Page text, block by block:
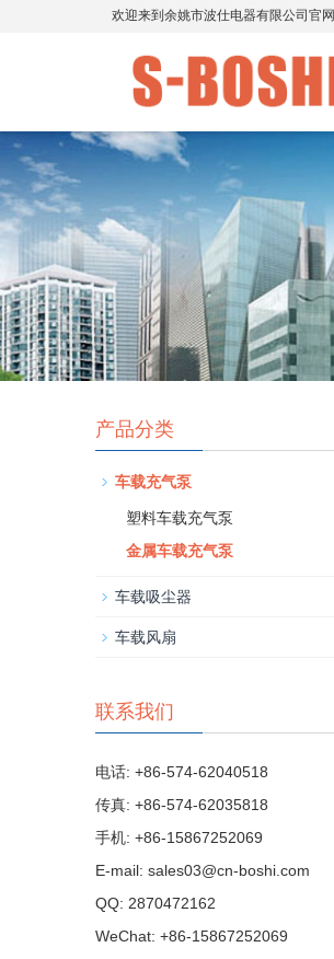
欢迎来到余姚市波仕电器有限公司官网
产品分类
车载充气泵
塑料车载充气泵
金属车载充气泵
车载吸尘器
车载风扇
联系我们
电话: +86-574-62040518
传真: +86-574-62035818
手机: +86-15867252069
E-mail: sales03@cn-boshi.com
QQ: 2870472162
WeChat: +86-15867252069